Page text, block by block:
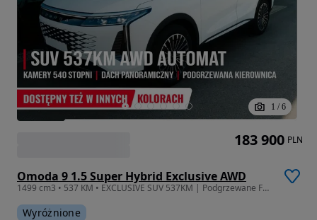
1 / 6
Omoda 9 1.5 Super Hybrid Exclusive AWD
1499 cm3 • 537 KM • EXCLUSIVE SUV 537KM | Podgrzewane Fotele | Kamery 540 | Otwierany Dach
Wyróżnione
183 900 PLN